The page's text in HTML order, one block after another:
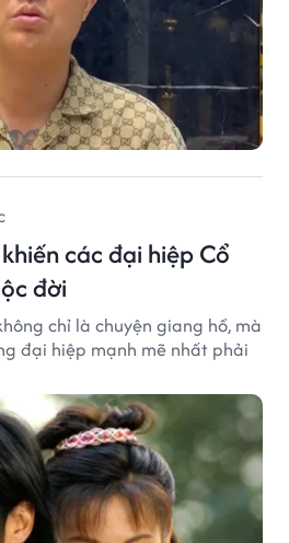
các đại hiệp Cổ
đời
chỉ là chuyện giang hồ, mà
đại hiệp mạnh mẽ nhất phải